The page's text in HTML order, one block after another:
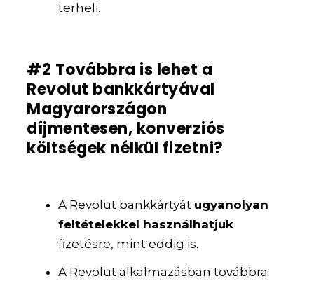
terheli.
#2 Továbbra is lehet a
Revolut bankkártyával
Magyarországon
díjmentesen, konverziós
költségek nélkül fizetni?
A Revolut bankkártyát ugyanolyan
feltételekkel használhatjuk
fizetésre, mint eddig is.
A Revolut alkalmazásban továbbra